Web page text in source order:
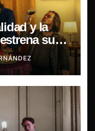
y la
su